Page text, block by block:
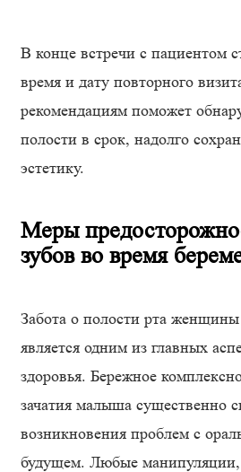
В конце встречи с пациентом
время и дату повторного
рекомендациям поможет
полости в срок, надолго
эстетику.
Меры
зубов во время
Забота о полости рта
является одним из главных
здоровья. Бережное
зачатия малыша существенно
возникновения проблем с
будущем. Любые